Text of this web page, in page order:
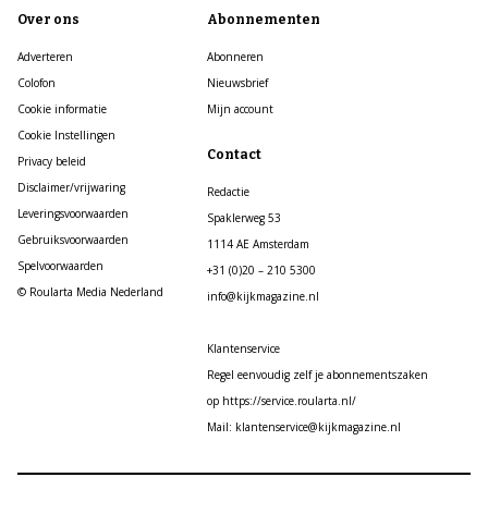
Over ons
Adverteren
Colofon
Cookie informatie
Cookie Instellingen
Privacy beleid
Disclaimer/vrijwaring
Leveringsvoorwaarden
Gebruiksvoorwaarden
Spelvoorwaarden
© Roularta Media Nederland
Abonnementen
Abonneren
Nieuwsbrief
Mijn account
Contact
Redactie
Spaklerweg 53
1114 AE Amsterdam
+31 (0)20 – 210 5300
info@kijkmagazine.nl
Klantenservice
Regel eenvoudig zelf je abonnementszaken
op https://service.roularta.nl/
Mail: klantenservice@kijkmagazine.nl